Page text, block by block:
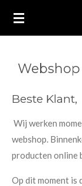
Ga
Beste Klant,
Wij werken
webshop.
producten online
Op dit moment is